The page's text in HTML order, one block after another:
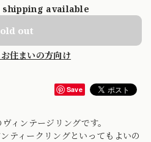
available
out
住まいの方向け
Save
ィンテージリングです。
ティークリングといってもよいの